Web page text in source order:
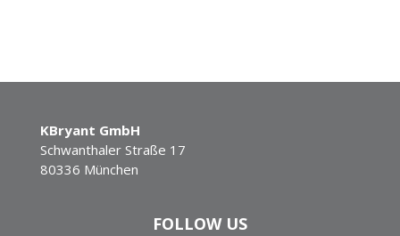
KBryant GmbH
Schwanthaler Straße 17
80336 München
FOLLOW US